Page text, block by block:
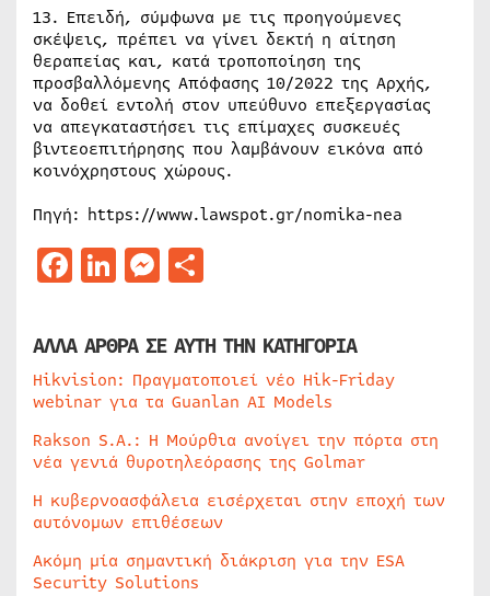
13. Επειδή, σύμφωνα με τις προηγούμενες
σκέψεις, πρέπει να γίνει δεκτή η αίτηση
θεραπείας και, κατά τροποποίηση της
προσβαλλόμενης Απόφασης 10/2022 της Αρχής,
να δοθεί εντολή στον υπεύθυνο επεξεργασίας
να απεγκαταστήσει τις επίμαχες συσκευές
βιντεοεπιτήρησης που λαμβάνουν εικόνα από
κοινόχρηστους χώρους.
Πηγή: https://www.lawspot.gr/nomika-nea
Facebook
LinkedIn
Messenger
ΑΛΛΑ ΑΡΘΡΑ ΣΕ ΑΥΤΗ ΤΗΝ ΚΑΤΗΓΟΡΙΑ
Hikvision: Πραγματοποιεί νέο Hik-Friday
webinar για τα Guanlan AI Models
Rakson S.A.: Η Μούρθια ανοίγει την πόρτα στη
νέα γενιά θυροτηλεόρασης της Golmar
Η κυβερνοασφάλεια εισέρχεται στην εποχή των
αυτόνομων επιθέσεων
Ακόμη μία σημαντική διάκριση για την ESA
Security Solutions